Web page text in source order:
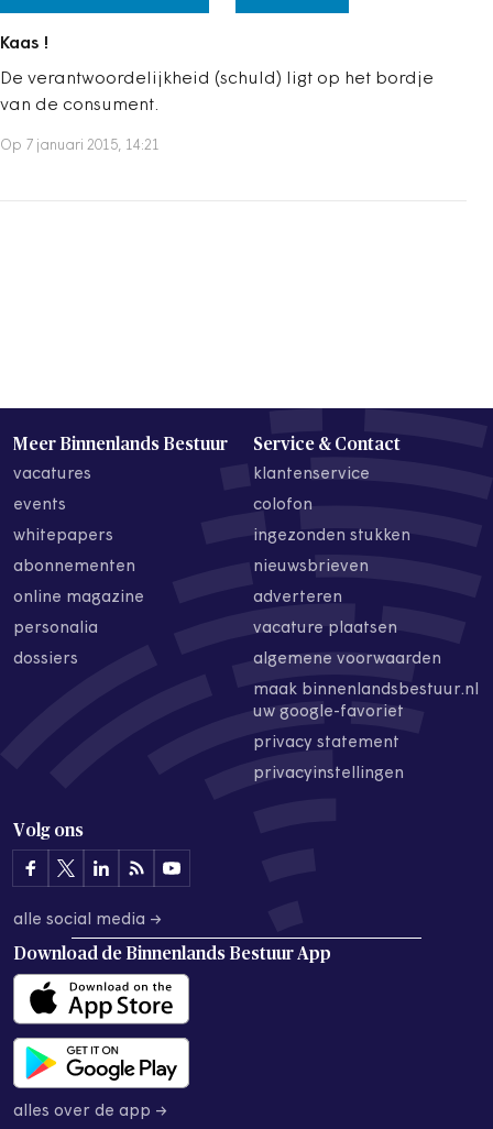
Kaas !
De verantwoordelijkheid (schuld) ligt op het bordje
van de consument.
Op 7 januari 2015, 14:21
Meer Binnenlands Bestuur
vacatures
events
whitepapers
abonnementen
online magazine
personalia
dossiers
Service & Contact
klantenservice
colofon
ingezonden stukken
nieuwsbrieven
adverteren
vacature plaatsen
algemene voorwaarden
maak binnenlandsbestuur.nl
uw google-favoriet
privacy statement
privacyinstellingen
Volg ons
alle social media →
Download de Binnenlands Bestuur App
alles over de app →